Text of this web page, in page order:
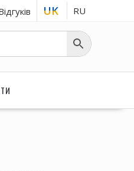
UK RU